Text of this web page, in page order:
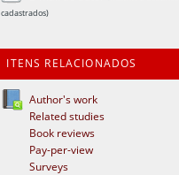
cadastrados)
ITENS RELACIONADOS
Author's work
Related studies
Book reviews
Pay-per-view
Surveys